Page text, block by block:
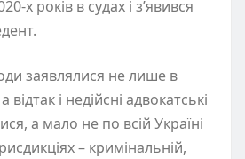
х років в судах і з’явився
заявлялися не лише в
відтак і недійсні адвокатські
а мало не по всій Україні
– кримінальній,